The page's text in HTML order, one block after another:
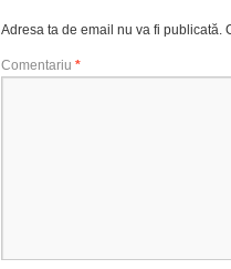
Adresa ta de email nu va fi publicată.
Comentariu *